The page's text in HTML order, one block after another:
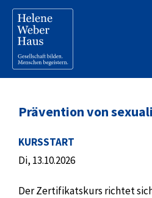
Prävention von
KURSSTART
Di, 13.10.2026
Der Zertifikatskurs richtet